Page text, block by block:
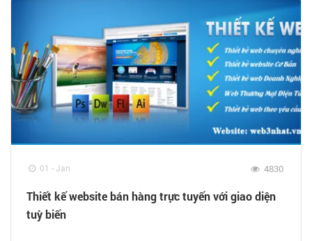
01 - Jan 4830
Thiết kế website bán hàng trực tuyến với giao diện
tuỳ biến